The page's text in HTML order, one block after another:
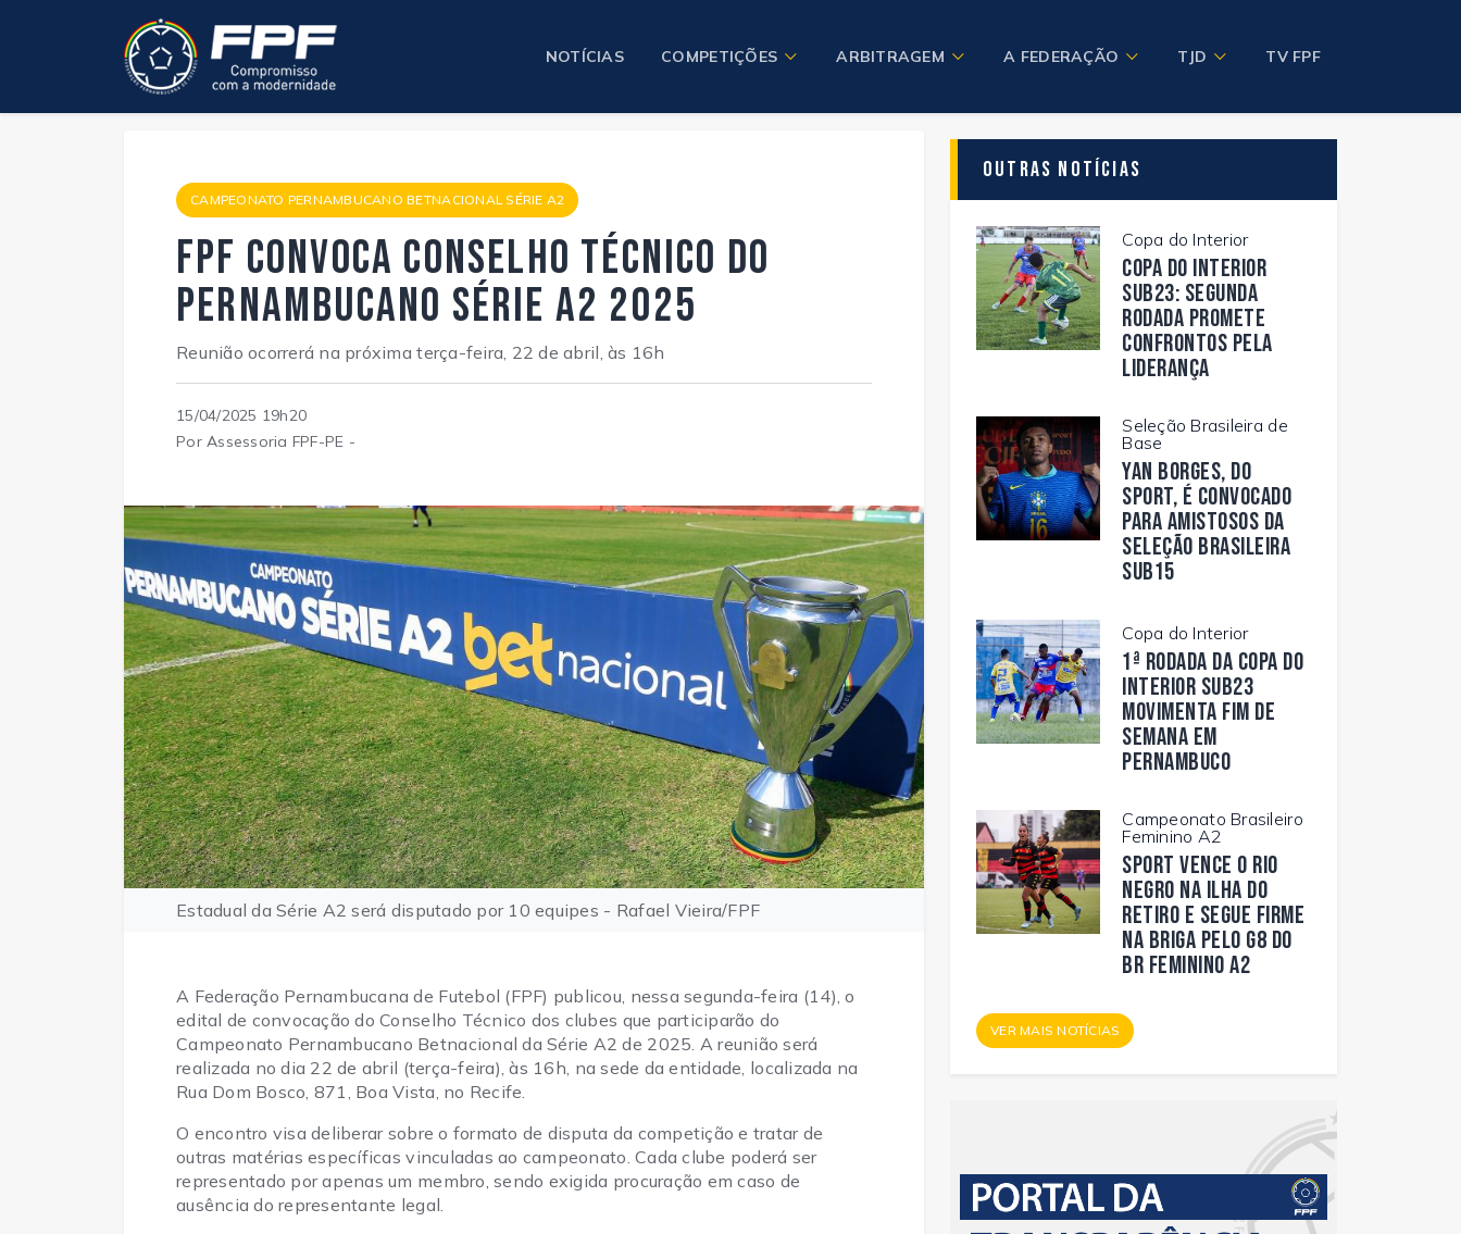
NOTÍCIAS COMPETIÇÕES ARBITRAGEM A FEDERAÇÃO TJD TV FPF
CAMPEONATO PERNAMBUCANO BETNACIONAL SÉRIE A2
FPF convoca Conselho Técnico do
Pernambucano Série A2 2025
Reunião ocorrerá na próxima terça-feira, 22 de abril, às 16h
15/04/2025 19h20
Por Assessoria FPF-PE -
Estadual da Série A2 será disputado por 10 equipes - Rafael Vieira/FPF
A Federação Pernambucana de Futebol (FPF) publicou, nessa segunda-feira (14), o
edital de convocação do Conselho Técnico dos clubes que participarão do
Campeonato Pernambucano Betnacional da Série A2 de 2025. A reunião será
realizada no dia 22 de abril (terça-feira), às 16h, na sede da entidade, localizada na
Rua Dom Bosco, 871, Boa Vista, no Recife.
O encontro visa deliberar sobre o formato de disputa da competição e tratar de
outras matérias específicas vinculadas ao campeonato. Cada clube poderá ser
representado por apenas um membro, sendo exigida procuração em caso de
ausência do representante legal.
Outras Notícias
Copa do Interior
Copa do Interior
Sub23: segunda
rodada promete
confrontos pela
liderança
Seleção Brasileira de
Base
Yan Borges, do
Sport, é convocado
para amistosos da
Seleção Brasileira
Sub15
Copa do Interior
1ª rodada da Copa do
Interior Sub23
movimenta fim de
semana em
Pernambuco
Campeonato Brasileiro
Feminino A2
Sport vence o Rio
Negro na Ilha do
Retiro e segue firme
na briga pelo G8 do
BR Feminino A2
VER MAIS NOTÍCIAS